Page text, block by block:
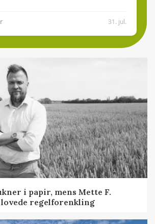
31. jul.
i papir, mens Mette F.
regelforenkling